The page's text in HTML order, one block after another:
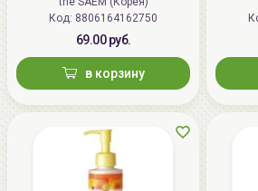
Код: 8806164162750
69.00 руб.
в корзину